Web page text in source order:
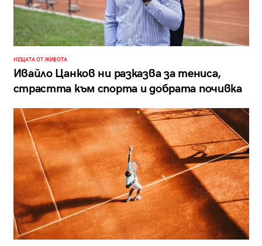
НЕЩАТА ОТ ЖИВОТА
Ивайло Цанков ни разказва за тениса,
страстта към спорта и добрата почивка